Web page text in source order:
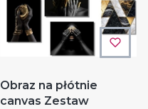
Obraz na płótnie
canvas Zestaw